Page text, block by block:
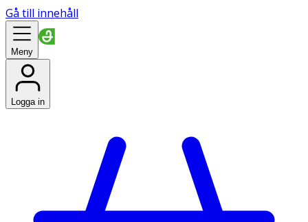
Gå till innehåll
Meny
Logga in